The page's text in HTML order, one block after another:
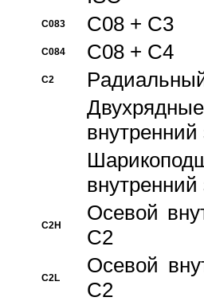
C083 C08 + C3
C084 C08 + C4
C2
C2H
Осевой
C2
C2L
Осевой
C2